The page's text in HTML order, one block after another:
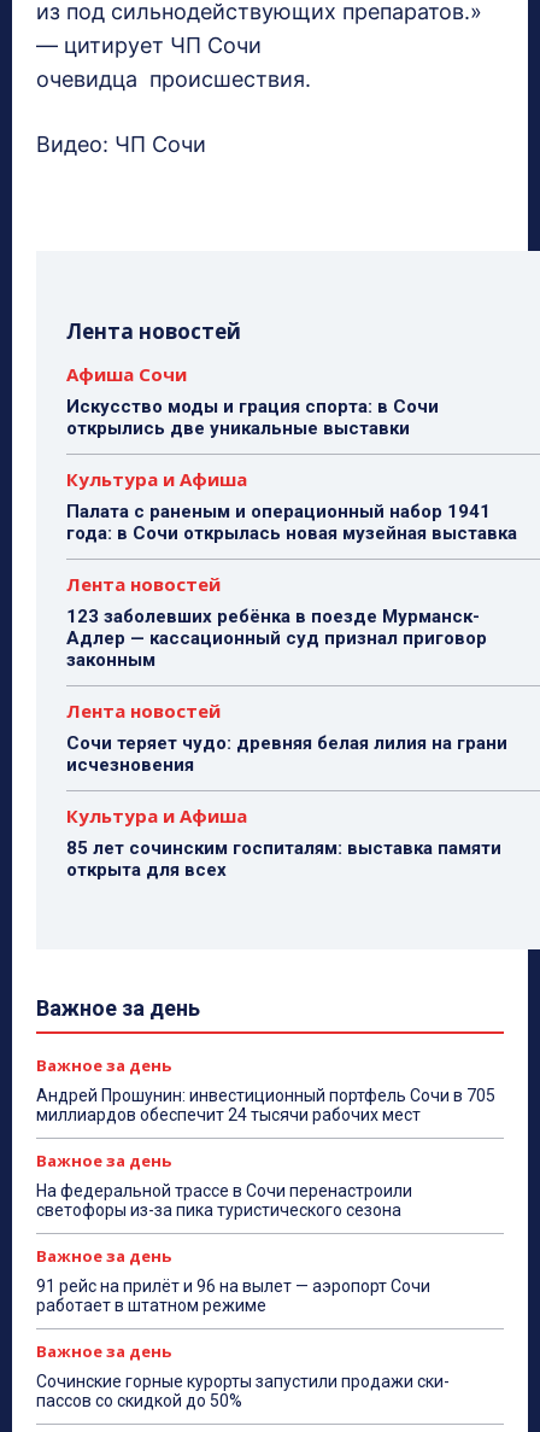
из под сильнодействующих препаратов.»
— цитирует ЧП Сочи
очевидца происшествия.
Видео: ЧП Сочи
Лента новостей
Афиша Сочи
Искусство моды и грация спорта: в Сочи
открылись две уникальные выставки
Культура и Афиша
Палата с раненым и операционный набор 1941
года: в Сочи открылась новая музейная выставка
Лента новостей
123 заболевших ребёнка в поезде Мурманск-
Адлер — кассационный суд признал приговор
законным
Лента новостей
Сочи теряет чудо: древняя белая лилия на грани
исчезновения
Культура и Афиша
85 лет сочинским госпиталям: выставка памяти
открыта для всех
Важное за день
Важное за день
Андрей Прошунин: инвестиционный портфель Сочи в 705
миллиардов обеспечит 24 тысячи рабочих мест
Важное за день
На федеральной трассе в Сочи перенастроили
светофоры из-за пика туристического сезона
Важное за день
91 рейс на прилёт и 96 на вылет — аэропорт Сочи
работает в штатном режиме
Важное за день
Сочинские горные курорты запустили продажи ски-
пассов со скидкой до 50%